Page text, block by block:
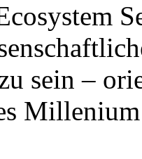
sein –
Millenium